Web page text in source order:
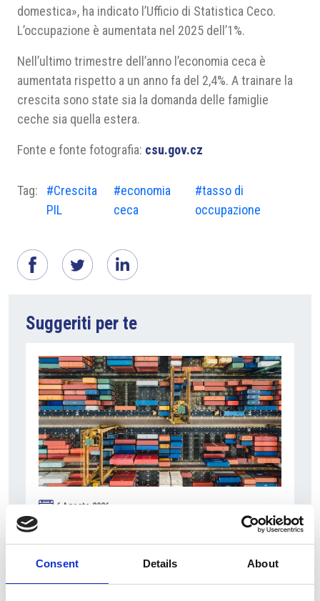
Consent Details About
domestica», ha indicato l’Ufficio di Statistica Ceco.
L’occupazione è aumentata nel 2025 dell’1%.
Nell’ultimo trimestre dell’anno l’economia ceca è
aumentata rispetto a un anno fa del 2,4%. A trainare la
crescita sono state sia la domanda delle famiglie
ceche sia quella estera.
Fonte e fonte fotografia: csu.gov.cz
Tag:
#Crescita
PIL
#economia
ceca
#tasso di
occupazione
Suggeriti per te
6 Agosto 2026
L’interscambio Italia – Repubblica ha superato
nel primo semestre i dieci miliardi di euro